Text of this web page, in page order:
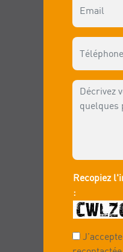
Recopiez
: